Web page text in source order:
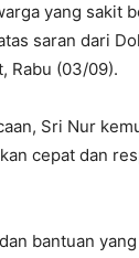
yang sakit
saran dari
Rabu (03/09).
Sri Nur
cepat dan
bantuan